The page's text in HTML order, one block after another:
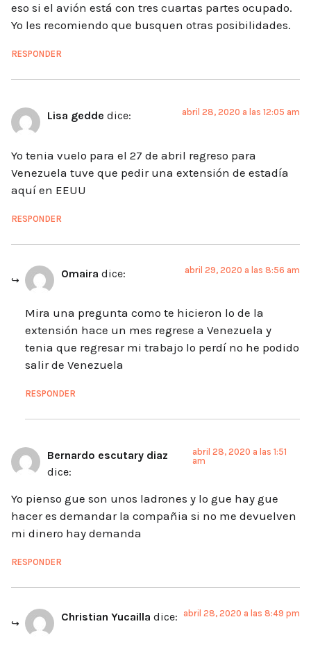
eso si el avión está con tres cuartas partes ocupado.
Yo les recomiendo que busquen otras posibilidades.
RESPONDER
Lisa gedde dice: abril 28, 2020 a las 12:05 am
Yo tenia vuelo para el 27 de abril regreso para
Venezuela tuve que pedir una extensión de estadía
aquí en EEUU
RESPONDER
Omaira dice: abril 29, 2020 a las 8:56 am
Mira una pregunta como te hicieron lo de la
extensión hace un mes regrese a Venezuela y
tenia que regresar mi trabajo lo perdí no he podido
salir de Venezuela
RESPONDER
Bernardo escutary diaz
dice:
abril 28, 2020 a las 1:51
am
Yo pienso gue son unos ladrones y lo gue hay gue
hacer es demandar la compañia si no me devuelven
mi dinero hay demanda
RESPONDER
Christian Yucailla dice: abril 28, 2020 a las 8:49 pm